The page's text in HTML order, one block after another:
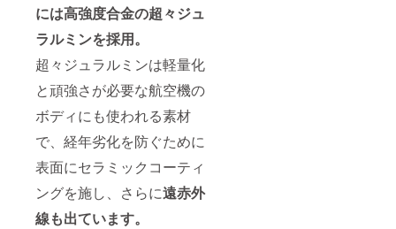
には高強度合金の超々ジュ
ラルミンを採用。
超々ジュラルミンは軽量化
と頑強さが必要な航空機の
ボディにも使われる素材
で、経年劣化を防ぐために
表面にセラミックコーティ
ングを施し、さらに遠赤外
線も出ています。